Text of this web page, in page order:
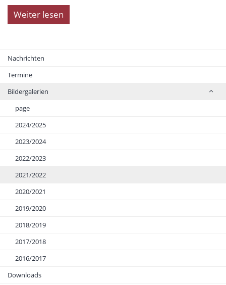
Weiter lesen
Nachrichten
Termine
Bildergalerien
page
2024/2025
2023/2024
2022/2023
2021/2022
2020/2021
2019/2020
2018/2019
2017/2018
2016/2017
Downloads